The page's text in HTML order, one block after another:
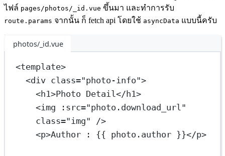
ไฟล์ pages/photos/_id.vue ขึ้นมา และทำการรับ
route.params จากนั้น ก็ fetch api โดยใช้ asyncData แบบนี้ครับ
photos/_id.vue
<template>
<div class="photo-info">
<h1>Photo Detail</ h1>
<img :src="photo.download_url"
class="img"
/>
<p>Author : {{ photo.author }}</p>